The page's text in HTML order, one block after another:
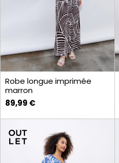
Robe longue imprimée
marron
89,99 €